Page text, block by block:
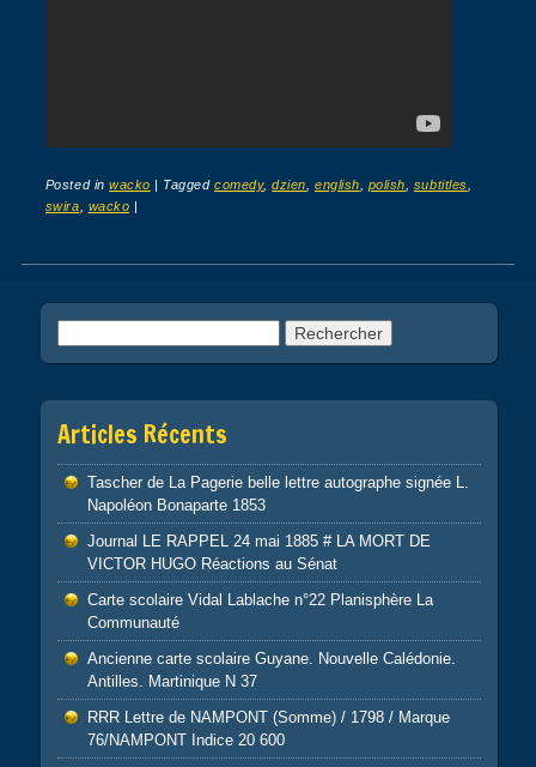
Posted inwacko | Taggedcomedy,dzien english polish subtitles
swira
wacko |
Post navigation
Articles Récents
Tascher de La Pagerie belle lettre autographe signée L.
Napoléon Bonaparte 1853
Journal LE RAPPEL 24 mai 1885 # LA MORT DE
VICTOR HUGO Réactions au Sénat
Carte scolaire Vidal Lablache n°22 Planisphère La
Communauté
Ancienne carte scolaire Guyane. Nouvelle Calédonie.
Antilles. Martinique N 37
RRR Lettre de NAMPONT (Somme) / 1798 / Marque
76/NAMPONT Indice 20 600